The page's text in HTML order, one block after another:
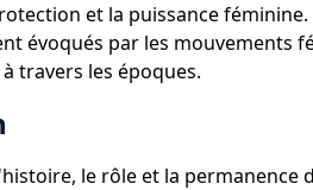
et la puissance
évoqués par les mouvements
travers les époques.
le rôle et la permanence